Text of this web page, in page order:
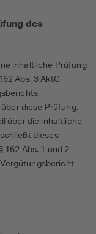
des
inhaltliche Prüfung
Abs. 3 AktG
diese Prüfung.
über die inhaltliche
dieses
162 Abs. 1 und 2